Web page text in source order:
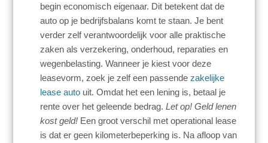
begin economisch eigenaar. Dit betekent dat de
auto op je bedrijfsbalans komt te staan. Je bent
verder zelf verantwoordelijk voor alle praktische
zaken als verzekering, onderhoud, reparaties en
wegenbelasting. Wanneer je kiest voor deze
leasevorm, zoek je zelf een passendezakelijke
lease auto uit. Omdat het een lening is, betaal je
rente over het geleende bedrag.Let op! Geld lenen
kost geld! Een groot verschil met operational lease
is dat er geen kilometerbeperking is. Na afloop van